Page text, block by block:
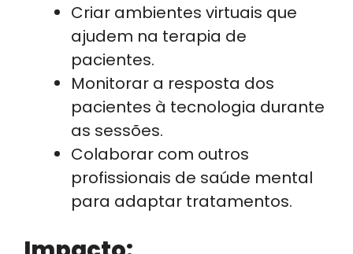
Criar ambientes virtuais que
ajudem na terapia de
pacientes.
Monitorar a resposta dos
pacientes à tecnologia durante
as sessões.
Colaborar com outros
profissionais de saúde mental
para adaptar tratamentos.